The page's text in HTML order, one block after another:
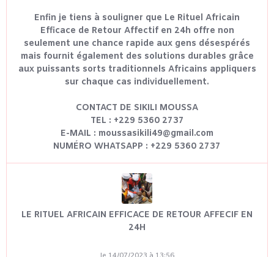
Enfin je tiens à souligner que Le Rituel Africain
Efficace de Retour Affectif en 24h offre non
seulement une chance rapide aux gens désespérés
mais fournit également des solutions durables grâce
aux puissants sorts traditionnels Africains appliquers
sur chaque cas individuellement.
CONTACT DE SIKILI MOUSSA
TEL : +229 5360 2737
E-MAIL : moussasikili49@gmail.com
NUMÉRO WHATSAPP : +229 5360 2737
LE RITUEL AFRICAIN EFFICACE DE RETOUR AFFECIF EN
24H